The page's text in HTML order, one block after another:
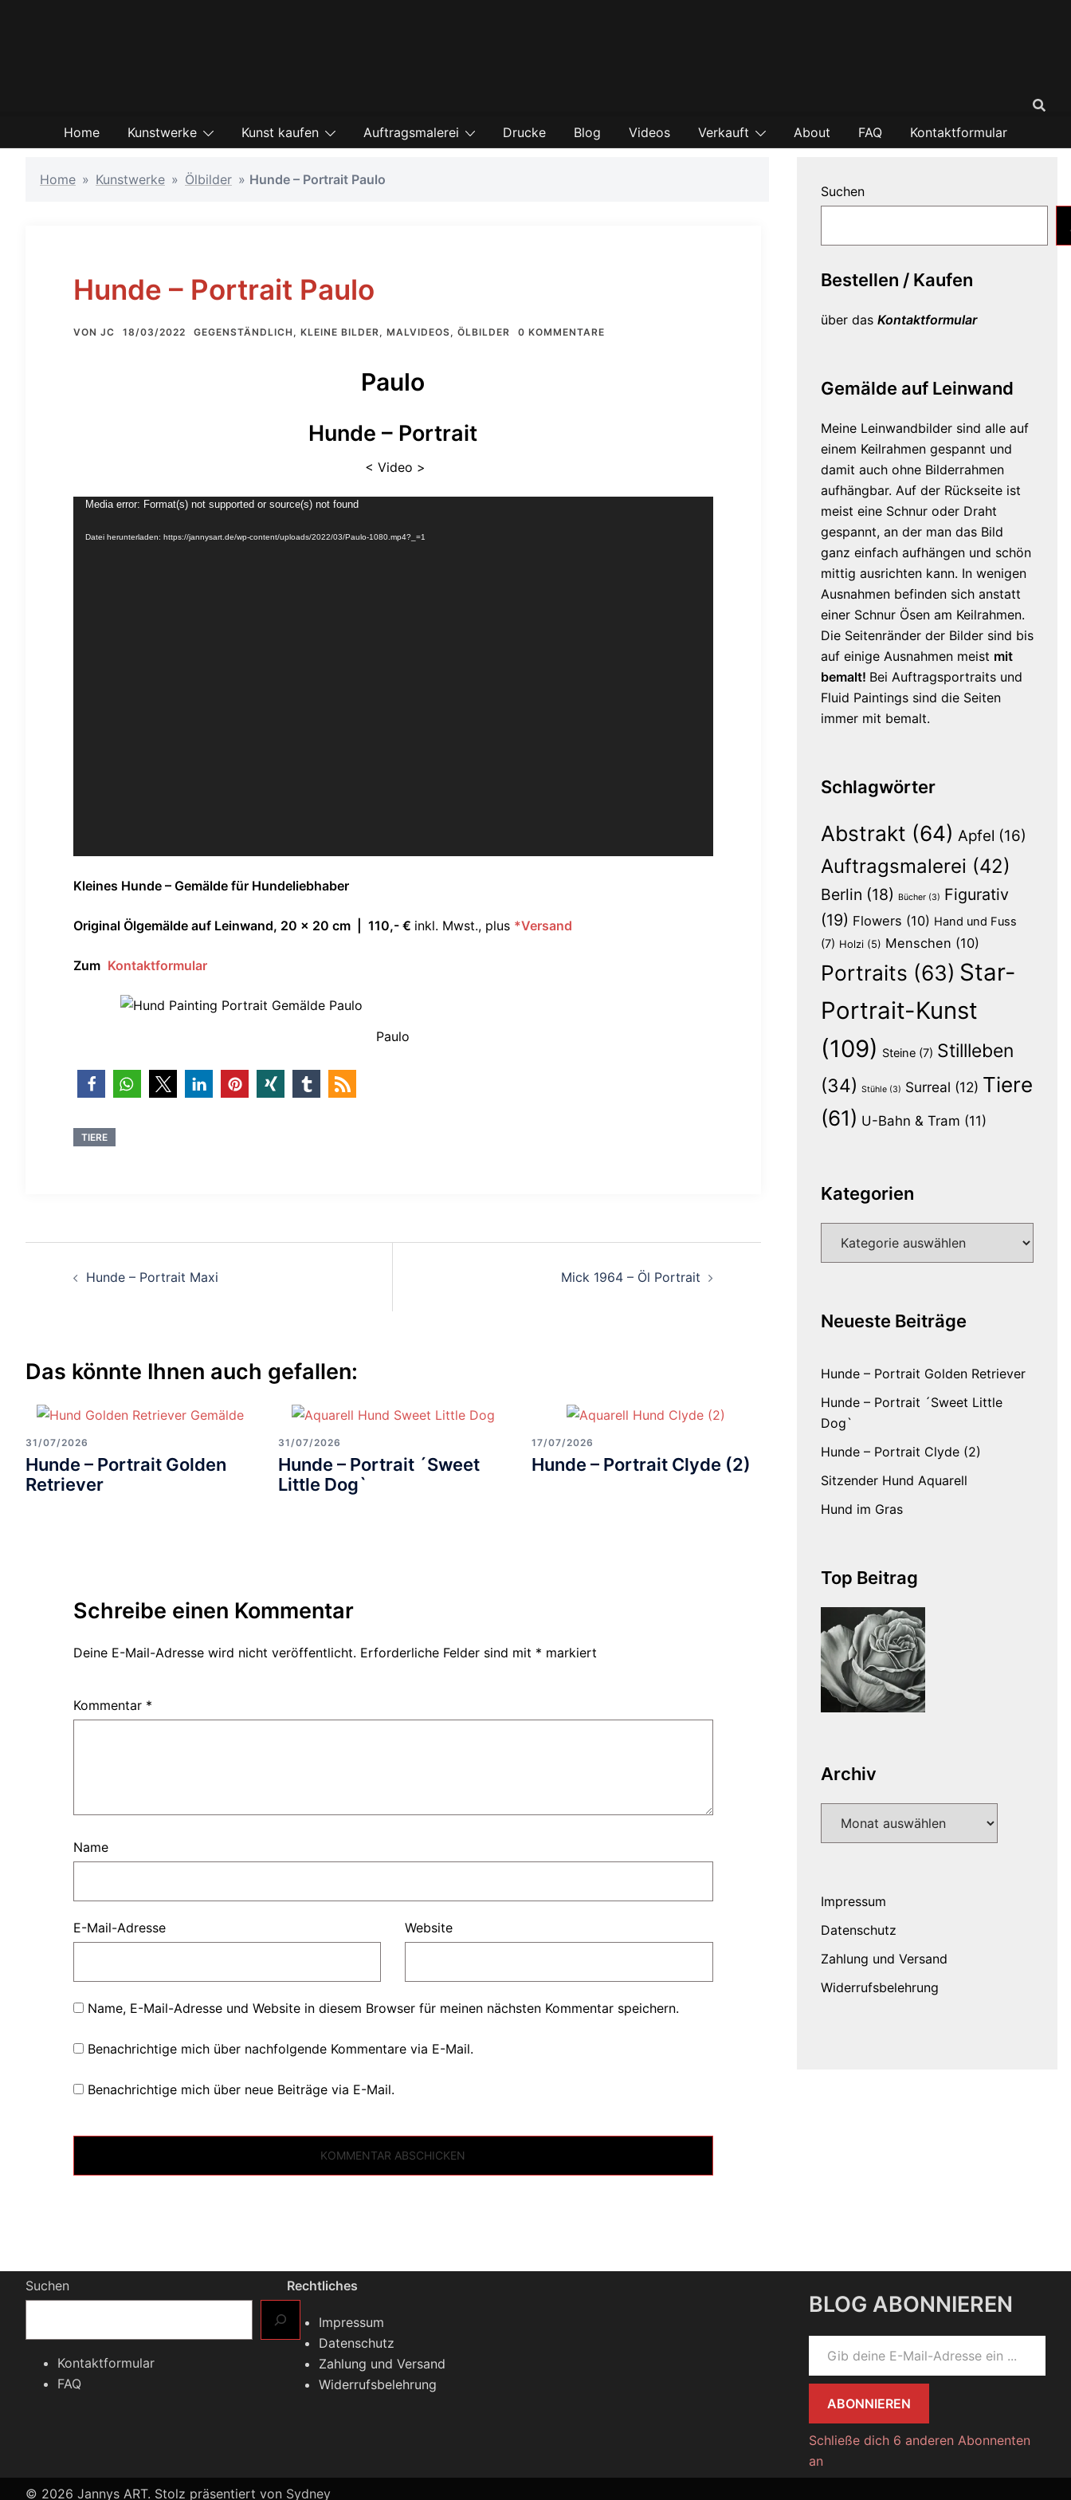
Home Kunstwerke Kunst kaufen Auftragsmalerei Drucke Blog Videos Verkauft About FAQ Kontaktformular
Home » Kunstwerke » Ölbilder » Hunde – Portrait Paulo
Hunde – Portrait Paulo
VON JC 18/03/2022 GEGENSTÄNDLICH , KLEINE BILDER, MALVIDEOS, ÖLBILDER 0 KOMMENTARE
Paulo
Hunde – Portrait
< Video >
Video-
Media error: Format(s) not supported or source(s) not found
Datei herunterladen: https://jannysart.de/wp-content/uploads/2022/03/Paulo-1080.mp4?_=1
Kleines Hunde – Gemälde für Hundeliebhaber
Original Ölgemälde auf Leinwand, 20 x 20 cm | 110,- € inkl. Mwst., plus *Versand
Zum Kontaktformular
Paulo
TIERE
Hunde – Portrait Maxi Mick 1964 – Öl Portrait
Das könnte Ihnen auch gefallen:
31/07/2026
Hunde – Portrait Golden
Retriever
31/07/2026
Hunde – Portrait ´Sweet
Little Dog`
17/07/2026
Hunde – Portrait Clyde (2)
Schreibe einen Kommentar
Deine E-Mail-Adresse wird nicht veröffentlicht. Erforderliche Felder sind mit * markiert
Kommentar *
Name
E-Mail-Adresse Website
Name, E-Mail-Adresse und Website in diesem Browser für meinen nächsten Kommentar speichern.
Benachrichtige mich über nachfolgende Kommentare via E-Mail.
Benachrichtige mich über neue Beiträge via E-Mail.
Suchen
Bestellen / Kaufen
über das Kontaktformular
Gemälde auf Leinwand
Meine Leinwandbilder sind alle auf
einem Keilrahmen gespannt und
damit auch ohne Bilderrahmen
aufhängbar. Auf der Rückseite ist
meist eine Schnur oder Draht
gespannt, an der man das Bild
ganz einfach aufhängen und schön
mittig ausrichten kann. In wenigen
Ausnahmen befinden sich anstatt
einer Schnur Ösen am Keilrahmen.
Die Seitenränder der Bilder sind bis
auf einige Ausnahmen meist mit
bemalt! Bei Auftragsportraits und
Fluid Paintings sind die Seiten
immer mit bemalt.
Schlagwörter
Abstrakt (64) Apfel (16)
Auftragsmalerei (42)
Berlin (18) Bücher(3) Figurativ
(19) Flowers (10) Hand und Fuss
(7) Holzi(5) Menschen (10)
Portraits (63) Star-
Portrait-Kunst
(109) Steine(7) Stillleben
(34) Stühle(3) Surreal (12) Tiere
(61) U-Bahn & Tram (11)
Kategorien
Neueste Beiträge
Hunde – Portrait Golden Retriever
Hunde – Portrait ´Sweet Little
Dog`
Hunde – Portrait Clyde (2)
Sitzender Hund Aquarell
Hund im Gras
Top Beitrag
Archiv
Impressum
Datenschutz
Zahlung und Versand
Widerrufsbelehrung
Suchen
Kontaktformular
FAQ
Rechtliches
Impressum
Datenschutz
Zahlung und Versand
Widerrufsbelehrung
BLOG ABONNIEREN
Gib deine E-Mail-Adresse ein ...
ABONNIEREN
Schließe dich 6 anderen Abonnenten
an
© 2026 Jannys ART. Stolz präsentiert von Sydney